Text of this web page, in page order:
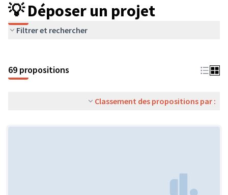
💡 Déposer un projet
Filtrer et rechercher
69 propositions
Classement des propositions par :